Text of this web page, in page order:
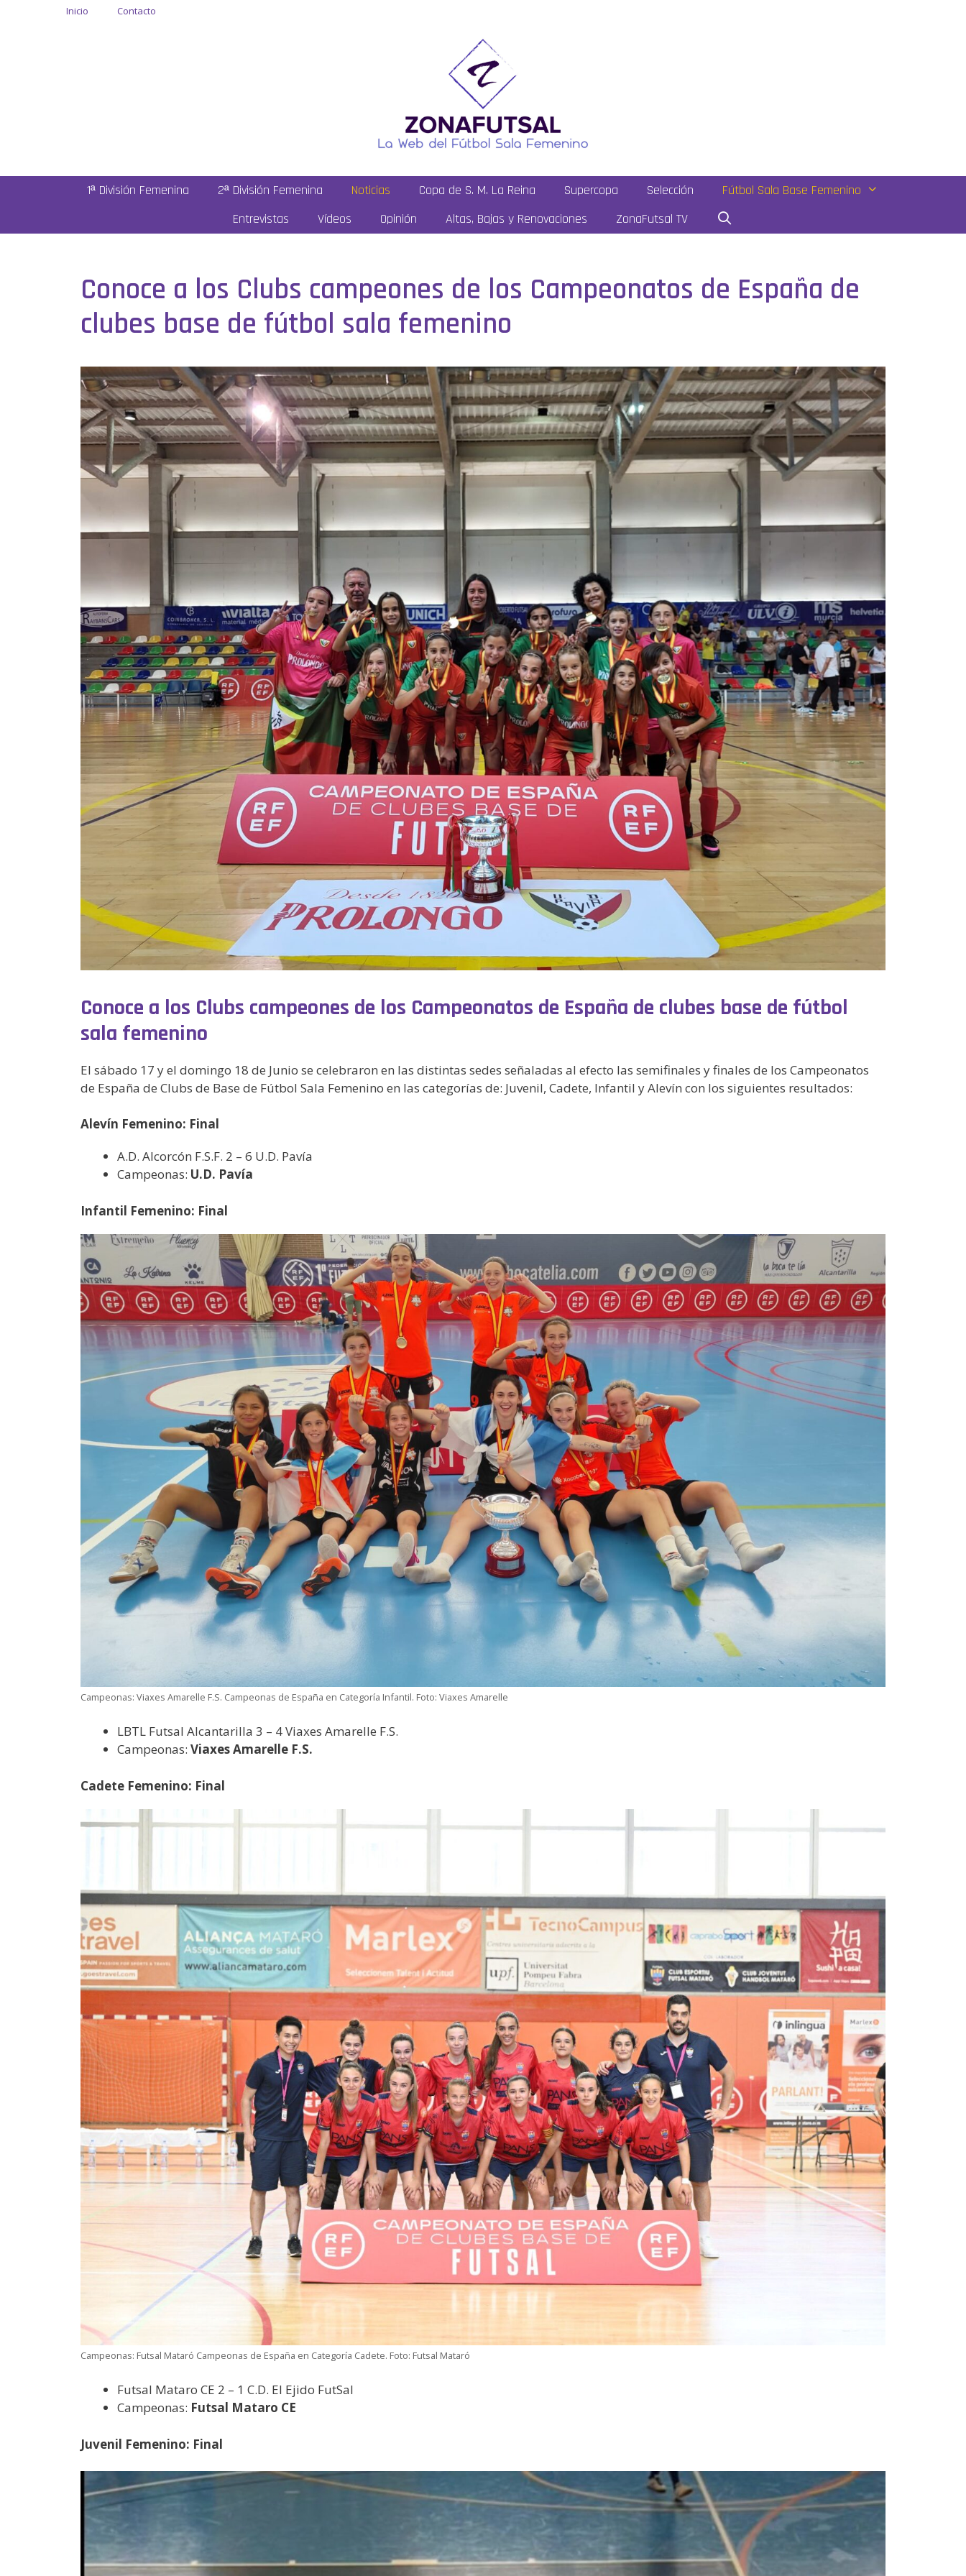
Inicio Contacto
1ª División Femenina 2ª División Femenina Noticias Copa de S. M. La Reina Supercopa Selección
Fútbol Sala Base Femenino
Entrevistas
Vídeos Opinión Altas, Bajas y Renovaciones ZonaFutsal TV
Conoce a los Clubs campeones de los Campeonatos de España de
clubes base de fútbol sala femenino
Conoce a los Clubs campeones de los Campeonatos de España de clubes base de fútbol
sala femenino
El sábado 17 y el domingo 18 de Junio se celebraron en las distintas sedes señaladas al efecto las semifinales y finales de los Campeonatos
de España de Clubs de Base de Fútbol Sala Femenino en las categorías de: Juvenil, Cadete, Infantil y Alevín con los siguientes resultados:
Alevín Femenino: Final
A.D. Alcorcón F.S.F. 2 – 6 U.D. Pavía
Campeonas: U.D. Pavía
Infantil Femenino: Final
Campeonas: Viaxes Amarelle F.S. Campeonas de España en Categoría Infantil. Foto: Viaxes Amarelle
LBTL Futsal Alcantarilla 3 – 4 Viaxes Amarelle F.S.
Campeonas: Viaxes Amarelle F.S.
Cadete Femenino: Final
Campeonas: Futsal Mataró Campeonas de España en Categoría Cadete. Foto: Futsal Mataró
Futsal Mataro CE 2 – 1 C.D. El Ejido FutSal
Campeonas: Futsal Mataro CE
Juvenil Femenino: Final